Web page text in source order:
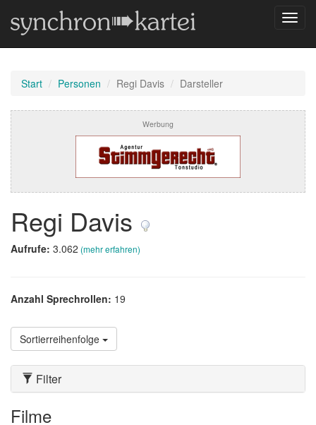
Start Personen Regi Davis Darsteller
Werbung
Regi Davis
Aufrufe: 3.062 (mehr erfahren)
Anzahl Sprechrollen: 19
Sortierreihenfolge
Filter
Filme